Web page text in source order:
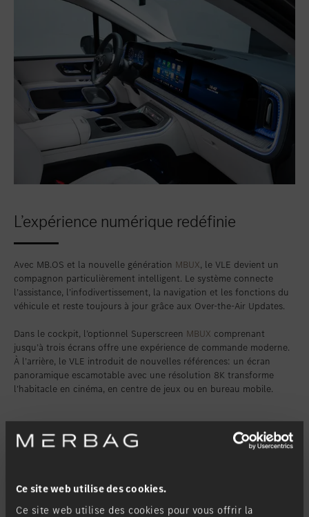
Ce site web utilise des cookies.
Ce site web utilise des cookies pour vous offrir la
L’expérience numérique redéfinie
Avec MB.OS et la nouvelle génération MBUX, le VLE devient un
compagnon particulièrement intelligent. Le système connecte
l’assistance, l’infodivertissement, la navigation et les fonctions du
véhicule et reste toujours à jour grâce aux Over-the-Air Updates.
Dans le cockpit, l’optionnel Superscreen MBUX comprenant
jusqu’à trois écrans offre une expérience de commande moderne.
À l’arrière, le VLE introduit de nouvelles références: un écran
panoramique escamotable avec une résolution 8K transforme
l’habitacle en cinéma, en centre de jeux ou en bureau mobile.